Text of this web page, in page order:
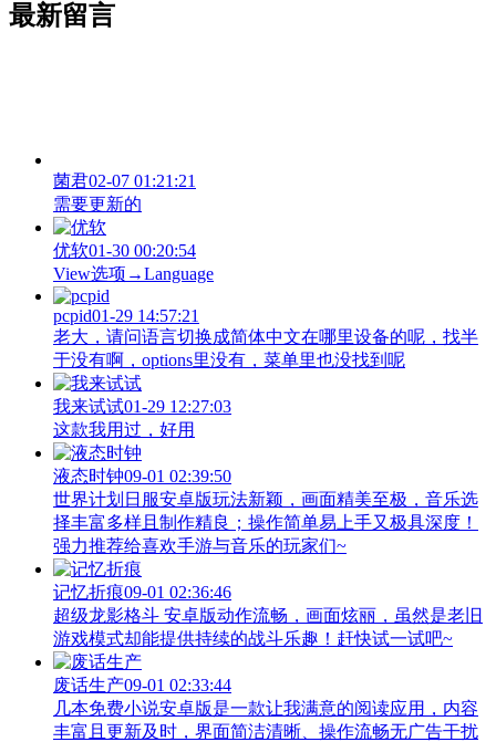
最新留言
菌君02-07 01:21:21
需要更新的
优软01-30 00:20:54
View‌选项→Language
pcpid01-29 14:57:21
老大，请问语言切换成简体中文在哪里设备的呢，找半
于没有啊，options里没有，菜单里也没找到呢
我来试试01-29 12:27:03
这款我用过，好用
液态时钟09-01 02:39:50
世界计划日服安卓版玩法新颖，画面精美至极，音乐选
择丰富多样且制作精良；操作简单易上手又极具深度！
强力推荐给喜欢手游与音乐的玩家们~
记忆折痕09-01 02:36:46
超级龙影格斗 安卓版动作流畅，画面炫丽，虽然是老旧
游戏模式却能提供持续的战斗乐趣！赶快试一试吧~
废话生产09-01 02:33:44
几本免费小说安卓版是一款让我满意的阅读应用，内容
丰富且更新及时，界面简洁清晰、操作流畅无广告干扰